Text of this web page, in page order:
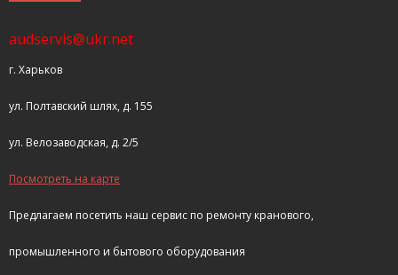
audservis@ukr.net
г. Харьков
ул. Полтавский шлях, д. 155
ул. Велозаводская, д. 2/5
Посмотреть на карте
Предлагаем посетить наш сервис по ремонту кранового,
промышленного и бытового оборудования